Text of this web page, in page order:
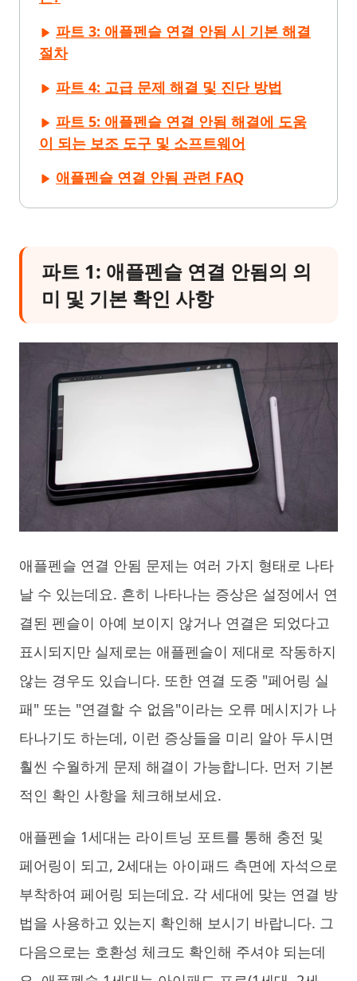
파트 3: 애플펜슬 연결 안됨 시 기본 해결
절차
파트 4: 고급 문제 해결 및 진단 방법
파트 5: 애플펜슬 연결 안됨 해결에 도움
이 되는 보조 도구 및 소프트웨어
애플펜슬 연결 안됨 관련 FAQ
파트 1: 애플펜슬 연결 안됨의 의
미 및 기본 확인 사항
애플펜슬 연결 안됨 문제는 여러 가지 형태로 나타
날 수 있는데요. 흔히 나타나는 증상은 설정에서 연
결된 펜슬이 아예 보이지 않거나 연결은 되었다고
표시되지만 실제로는 애플펜슬이 제대로 작동하지
않는 경우도 있습니다. 또한 연결 도중 "페어링 실
패" 또는 "연결할 수 없음"이라는 오류 메시지가 나
타나기도 하는데, 이런 증상들을 미리 알아 두시면
훨씬 수월하게 문제 해결이 가능합니다. 먼저 기본
적인 확인 사항을 체크해보세요.
애플펜슬 1세대는 라이트닝 포트를 통해 충전 및
페어링이 되고, 2세대는 아이패드 측면에 자석으로
부착하여 페어링 되는데요. 각 세대에 맞는 연결 방
법을 사용하고 있는지 확인해 보시기 바랍니다. 그
다음으로는 호환성 체크도 확인해 주셔야 되는데